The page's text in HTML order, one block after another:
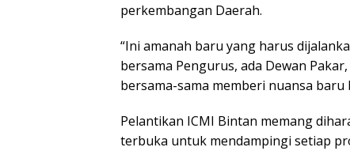
perkembangan Daerah.
“Ini amanah baru yang harus
bersama Pengurus, ada Dewan
bersama-sama memberi nuansa
Pelantikan ICMI Bintan memang
terbuka untuk mendampingi setiap